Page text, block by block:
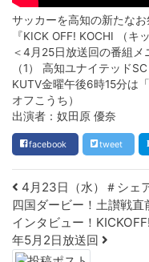
サッカーを高知の新たなお
『KICK OFF! KOCHI （キ
＜4月25日放送回の番組メ
（1） 高知ユナイテッド
KUTV金曜午後6時15分は
オフこうち）
出演者：奴田原 優奈
facebook tweet
Post navigation
4月23日（水）＃シェ
四国ダービー！土讃戦
インタビュー！
年5月2日放送回